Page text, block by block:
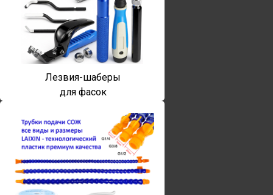
Лезвия-шаберы
для фасок